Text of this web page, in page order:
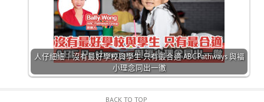
人仔細細｜沒有最好學校與學生 只有最合適 ABC Pathways 與褔
小理念同出一徹
BACK TO TOP